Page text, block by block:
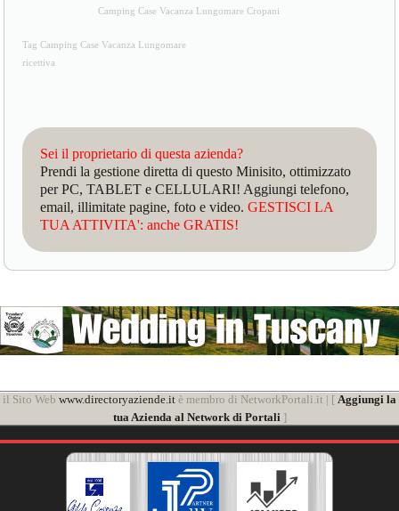
Camping Case Vacanza Lungomare Cropani
Tag Camping Case Vacanza Lungomare
ricettiva
Sei il proprietario di questa azienda?
Prendi la gestione diretta di questo Minisito, ottimizzato
per PC, TABLET e CELLULARI! Aggiungi telefono,
email, illimitate pagine, foto e video.GESTISCI LA
TUA ATTIVITA': anche GRATIS!
il Sito Web www.directoryaziende.it è membro di NetworkPortali.it | [ Aggiungi la
tua Azienda al Network di Portali]